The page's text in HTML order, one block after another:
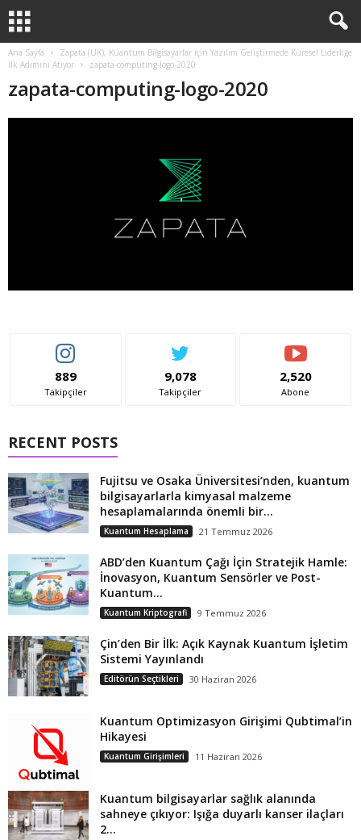
Ana Sayfa
Zapata (UK), Kuantum Bilgisayarlar için Yazılım Geliştirmede Küresel Liderliğe
İlk Adımını Atıyor
zapata-computing-logo-2020
zapata-computing-logo-2020
889
Takipçiler
9,078
Takipçiler
2,520
Abone
RECENT POSTS
Fujitsu ve Osaka Üniversitesi’nden, kuantum
bilgisayarlarla kimyasal malzeme
hesaplamalarında önemli bir...
Kuantum Hesaplama 21 Temmuz 2026
ABD’den Kuantum Çağı İçin Stratejik Hamle:
İnovasyon, Kuantum Sensörler ve Post-
Kuantum...
Kuantum Kriptografi 9 Temmuz 2026
Çin’den Bir İlk: Açık Kaynak Kuantum İşletim
Sistemi Yayınlandı
Editörün Seçtikleri 30 Haziran 2026
Kuantum Optimizasyon Girişimi Qubtimal’in
Hikayesi
Kuantum Girişimleri 11 Haziran 2026
Kuantum bilgisayarlar sağlık alanında
sahneye çıkıyor: Işığa duyarlı kanser ilaçları
2...